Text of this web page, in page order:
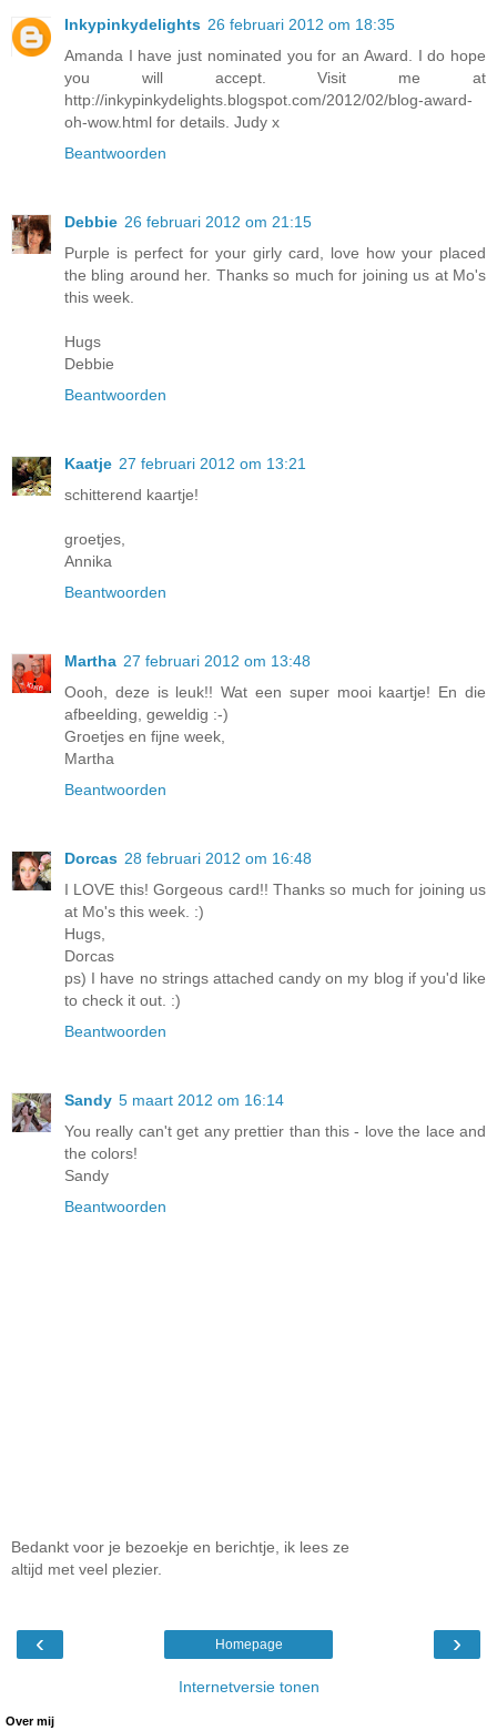
Inkypinkydelights 26 februari 2012 om 18:35
Amanda I have just nominated you for an Award. I do hope
you will accept. Visit me at
http://inkypinkydelights.blogspot.com/2012/02/blog-award-
oh-wow.html for details. Judy x
Beantwoorden
Debbie 26 februari 2012 om 21:15
Purple is perfect for your girly card, love how your placed
the bling around her. Thanks so much for joining us at Mo's
this week.
Hugs
Debbie
Beantwoorden
Kaatje 27 februari 2012 om 13:21
schitterend kaartje!
groetjes,
Annika
Beantwoorden
Martha 27 februari 2012 om 13:48
Oooh, deze is leuk!! Wat een super mooi kaartje! En die
afbeelding, geweldig :-)
Groetjes en fijne week,
Martha
Beantwoorden
Dorcas 28 februari 2012 om 16:48
I LOVE this! Gorgeous card!! Thanks so much for joining us
at Mo's this week. :)
Hugs,
Dorcas
ps) I have no strings attached candy on my blog if you'd like
to check it out. :)
Beantwoorden
Sandy 5 maart 2012 om 16:14
You really can't get any prettier than this - love the lace and
the colors!
Sandy
Beantwoorden
Bedankt voor je bezoekje en berichtje, ik lees ze
altijd met veel plezier.
‹ ›
Homepage
Internetversie tonen
Over mij